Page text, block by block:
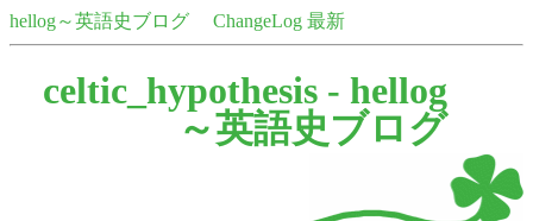
hellog～英語史ブログ ChangeLog 最新
celtic_hypothesis - hellog
～英語史ブログ